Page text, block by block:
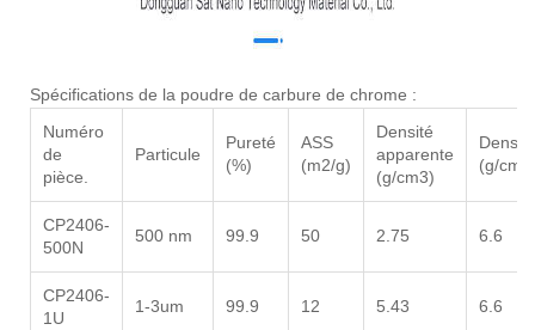
Spécifications de la poudre de carbure de chrome :
Numéro
de
pièce.
Particule
Pureté
(%)
ASS
(m2/g)
Densité
apparente
(g/cm3)
Densité
(g/
CP2406-
500N
500 nm 99.9 50 2.75 6.6
CP2406-
1U
1-3um 99.9 12 5.43 6.6